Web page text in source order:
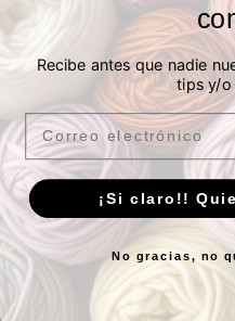
Lana
5,99€ IVA Incluído
en stock
Seleccionar
Hilo
Valorado con
3,95€ IVA Incluído
en stock
Recibe antes que nadie
tips y/o
Email
¡Si claro!!
No gracias, no